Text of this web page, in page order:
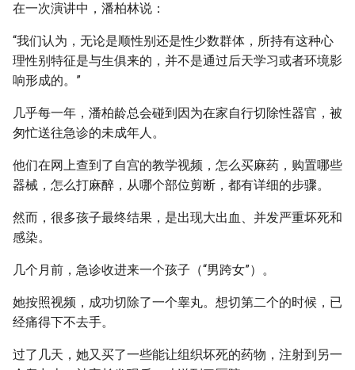
在一次演讲中，潘柏林说：
“我们认为，无论是顺性别还是性少数群体，所持有这种心
理性别特征是与生俱来的，并不是通过后天学习或者环境影
响形成的。”
几乎每一年，潘柏龄总会碰到因为在家自行切除性器官，被
匆忙送往急诊的未成年人。
他们在网上查到了自宫的教学视频，怎么买麻药，购置哪些
器械，怎么打麻醉，从哪个部位剪断，都有详细的步骤。
然而，很多孩子最终结果，是出现大出血、并发严重坏死和
感染。
几个月前，急诊收进来一个孩子（“男跨女”）。
她按照视频，成功切除了一个睾丸。想切第二个的时候，已
经痛得下不去手。
过了几天，她又买了一些能让组织坏死的药物，注射到另一